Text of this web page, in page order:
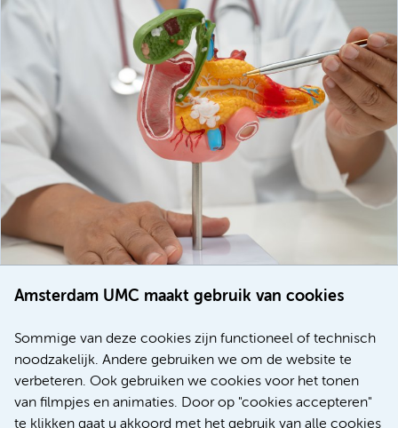
Amsterdam UMC maakt gebruik van cookies
Sommige van deze cookies zijn functioneel of technisch
noodzakelijk. Andere gebruiken we om de website te
verbeteren. Ook gebruiken we cookies voor het tonen
van filmpjes en animaties. Door op "cookies accepteren"
te klikken gaat u akkoord met het gebruik van alle cookies
voor patiënten met alvleesklierkanker verbeteren